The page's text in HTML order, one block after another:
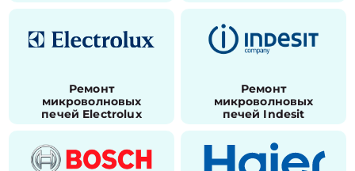
Ремонт
микроволновых
печей Electrolux
Ремонт
микроволновых
печей Indesit